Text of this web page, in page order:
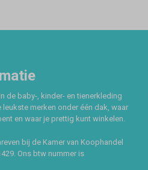
de baby-, kinder- en tienerkleding
leukste merken onder één dak, waar
en waar je prettig kunt winkelen.
bij de Kamer van Koophandel
Ons btw nummer is